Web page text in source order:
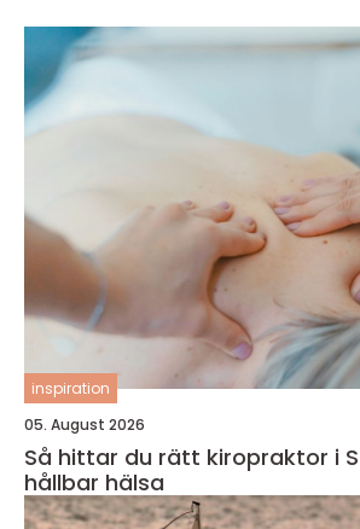
inspiration
05. August 2026
Så hittar du rätt kiropraktor i
hållbar hälsa